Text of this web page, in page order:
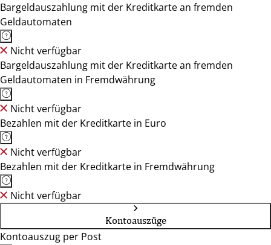
Bargeldauszahlung mit der Kreditkarte an fremden
Geldautomaten
Nicht verfügbar
Bargeldauszahlung mit der Kreditkarte an fremden
Geldautomaten in Fremdwährung
Nicht verfügbar
Bezahlen mit der Kreditkarte in Euro
Nicht verfügbar
Bezahlen mit der Kreditkarte in Fremdwährung
Nicht verfügbar
Kontoauszüge
Kontoauszug per Post